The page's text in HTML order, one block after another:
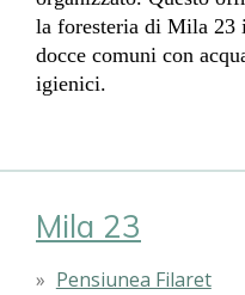
la foresteria di Mila 23
docce comuni con
igienici.
Mila 23
Pensiunea Filaret